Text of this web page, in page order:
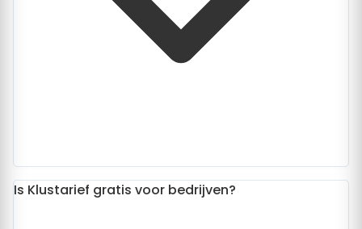
Is Klustarief gratis voor bedrijven?